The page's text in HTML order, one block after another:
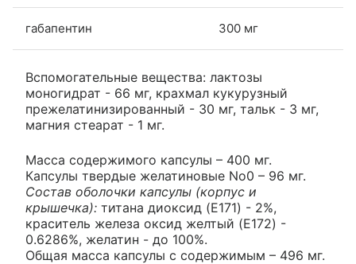
габапентин 300 мг
Вспомогательные вещества: лактозы
моногидрат - 66 мг, крахмал кукурузный
прежелатинизированный - 30 мг, тальк - 3 мг,
магния стеарат - 1 мг.
Масса содержимого капсулы – 400 мг.
Капсулы твердые желатиновые No0 – 96 мг.
Состав оболочки капсулы (корпус и
крышечка): титана диоксид (E171) - 2%,
краситель железа оксид желтый (E172) -
0.6286%, желатин - до 100%.
Общая масса капсулы с содержимым – 496 мг.